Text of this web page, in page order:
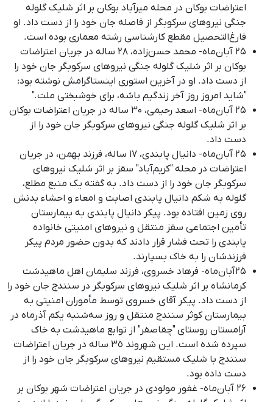
اعتراضات بوکان در محله میرآباد بوکان بر اثر شلیک گلوله
جنگی نیروهای سرکوبگر از فاصله جان خود را از دست داد. او
فارغ‌التحصیل مقطع کارشناسی رشته معماری بوده است.
۲۵ آبان‌ماه- محمد حسن‌زاده، ۲۸ ساله در جریان اعتراضات
بوکان بر اثر شلیک گلوله جنگی نیروهای سرکوبگر جان خود را
از دست داد. او در آخرین استوری اینستاگرامش نوشته بود:
"شاید امروز روز آخر زندگیم باشه، برای خوشبختی ملت."
۲۵ آبان‌ماه- اسعد رحیمی، ۳۰ ساله در جریان اعتراضات بوکان
بر اثر شلیک گلوله جنگی نیروهای سرکوبگر جان خود را از
دست داد.
۲۵ آبان‌ماه- دانیال پابندی، ١٧ ساله، فرزند بهمن، در جریان
اعتراضات در محله "کریم‌آباد" سقز بر اثر شلیک نیروهای
سرکوبگر جان خود را از دست داد. به گفته یک منبع مطلع،
گلوله به شکم دانیال پابندی اصابت و امعاء و احشاء بدنش
روی زمین افتاده بود. پیکر دانیال پابندی به بیمارستان
تأمین اجتماعی سقز منتقل و نیروهای امنیتی خانواده
پابندی را تحت فشار قرار دادند که بدون حضور مردم پیکر
فرزندشان را به خاک بسپارند.
۲۵آبان‌ماه- فرهاد خسروی، فرزند سلیمان اهل ماهیدشت
کرمانشاه بر اثر شلیک نیروهای سرکوبگر در سنندج جان خود را
از دست داد. پیکر آقای خسروی توسط مأموران امنیتی به
بیمارستان کوثر سنندج منتقل و روز سه‌شنبه یکم آذرماه در
آرامستان روستای "چقاصفر" از توابع ماهیدشت به خاک
سپرده شده است.
این شهروند ٣٥ ساله در جریان اعتراضات
سنندج با شلیک مستقیم نیروهای سرکوبگر جان خود را از
دست داده بود.
۲۶ آبان‌ماه- غفور مولودی در جریان اعتراضات شهر بوکان بر